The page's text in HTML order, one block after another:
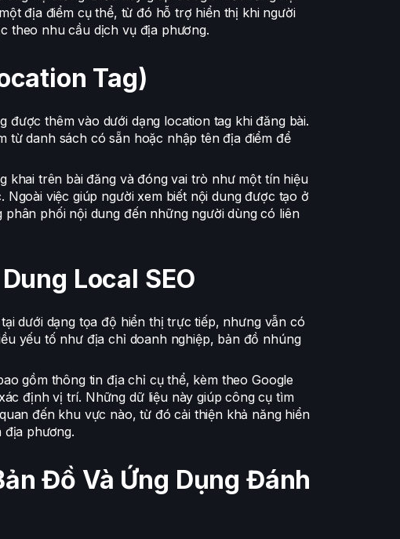
địa điểm cụ thể, từ đó hỗ trợ hiển thị khi người
theo nhu cầu dịch vụ địa phương.
Tag)
được thêm vào dưới dạng location tag khi đăng bài.
từ danh sách có sẵn hoặc nhập tên địa điểm để
khai trên bài đăng và đóng vai trò như một tín hiệu
Ngoài việc giúp người xem biết nội dung được tạo ở
phối nội dung đến những người dùng có liên
Local SEO
dưới dạng tọa độ hiển thị trực tiếp, nhưng vẫn có
yếu tố như địa chỉ doanh nghiệp, bản đồ nhúng
gồm thông tin địa chỉ cụ thể, kèm theo Google
định vị trí. Những dữ liệu này giúp công cụ tìm
đến khu vực nào, từ đó cải thiện khả năng hiển
phương.
Đồ Và Ứng Dụng Đánh